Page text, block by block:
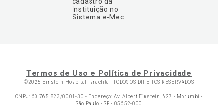
cadastro da
Instituição no
Sistema e-Mec
Termos de Uso e Política de Privacidade
©2025 Einstein Hospital Israelita -TODOS OS DIREITOS RESERVADOS
CNPJ: 60.765.823/0001-30 - Endereço: Av. Albert Einstein, 627 - Morumbi -
São Paulo - SP - 05652-000